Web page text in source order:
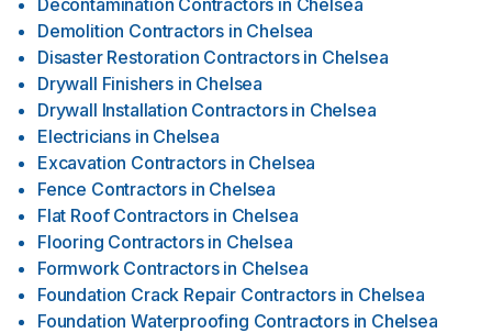
Decontamination Contractors in Chelsea
Demolition Contractors in Chelsea
Disaster Restoration Contractors in Chelsea
Drywall Finishers in Chelsea
Drywall Installation Contractors in Chelsea
Electricians in Chelsea
Excavation Contractors in Chelsea
Fence Contractors in Chelsea
Flat Roof Contractors in Chelsea
Flooring Contractors in Chelsea
Formwork Contractors in Chelsea
Foundation Crack Repair Contractors in Chelsea
Foundation Waterproofing Contractors in Chelsea